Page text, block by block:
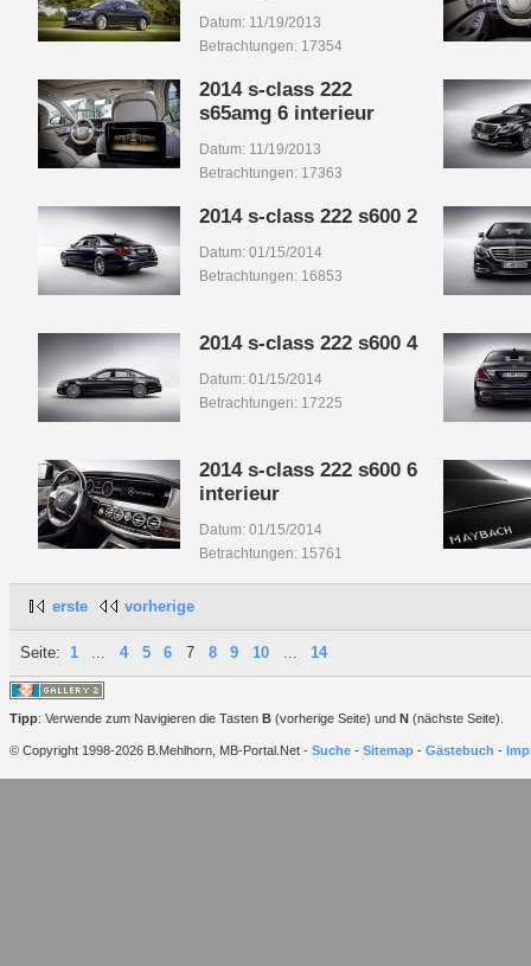
Datum: 11/19/2013
Betrachtungen: 17354
2014 s-class 222
s65amg 6 interieur
Datum: 11/19/2013
Betrachtungen: 17363
2014 s-class 222 s600 2
Datum: 01/15/2014
Betrachtungen: 16853
2014 s-class 222 s600 4
Datum: 01/15/2014
Betrachtungen: 17225
2014 s-class 222 s600 6
interieur
Datum: 01/15/2014
Betrachtungen: 15761
erste vorherige
Seite: 1 ... 4 5 6 7 8 9 10 ... 14
Tipp: Verwende zum Navigieren die Tasten B (vorherige Seite) und N (nächste Seite).
© Copyright 1998-2026 B.Mehlhorn, MB-Portal.Net - Suche - Sitemap - Gästebuch -